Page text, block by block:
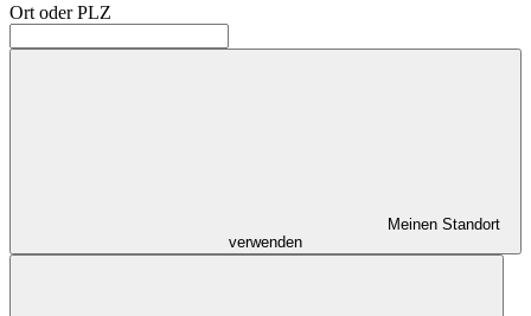
Ort oder PLZ
Meinen Standort
verwenden